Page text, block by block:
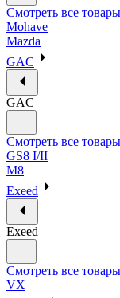
Смотреть все товары
Mohave
Mazda
GAC
GAC
Смотреть все товары
GS8 I/II
M8
Exeed
Exeed
Смотреть все товары
VX